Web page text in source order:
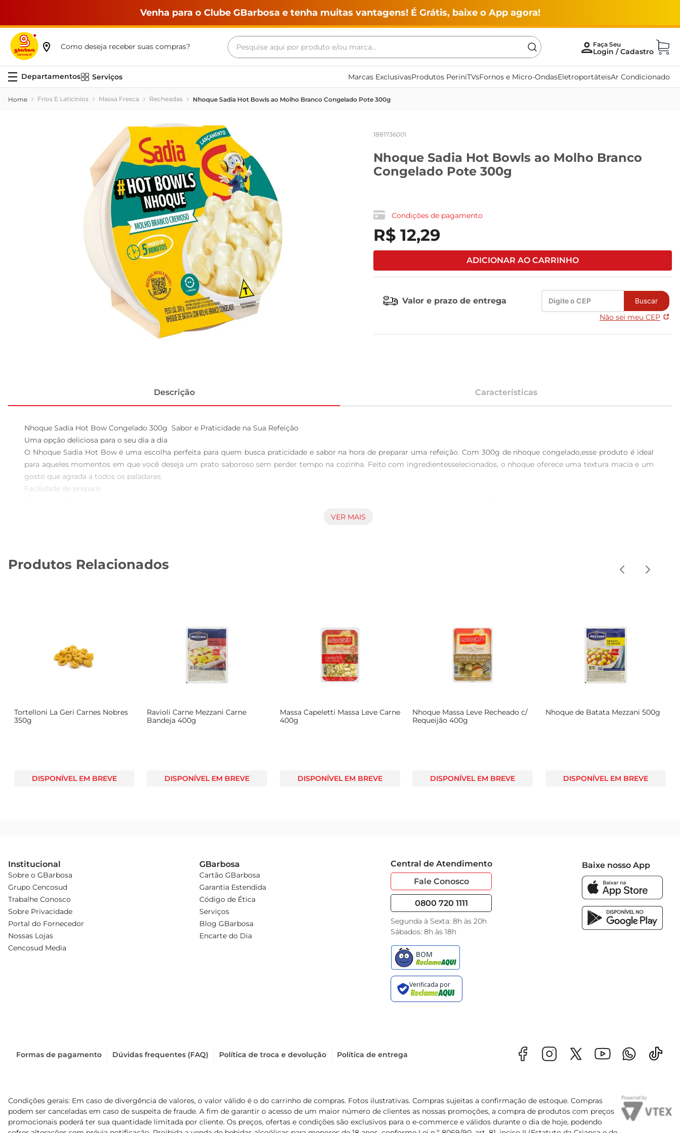
Venha para o Clube GBarbosa e tenha muitas vantagens! É Grátis, baixe o App agora!
Como deseja receber suas compras?
Pesquise aqui por produto e/ou marca...
Serviços Marcas ExclusivasProdutos PeriniTVsFornos e Micro-OndasEletroportáteisAr Condicionado
Frios E Laticínios Massa Fresca Recheadas Nhoque Sadia Hot Bowls ao Molho Branco Congelado Pote 300g
1881736001
Nhoque Sadia Hot Bowls ao Molho Branco
Congelado Pote 300g
Condições de pagamento
R$ 12,29
ADICIONAR AO CARRINHO
Valor e prazo de entrega Buscar
Não sei meu CEP
Descrição Características
Nhoque Sadia Hot Bow Congelado 300g  Sabor e Praticidade na Sua Refeição
Uma opção deliciosa para o seu dia a dia
O Nhoque Sadia Hot Bow é uma escolha perfeita para quem busca praticidade e sabor na hora de preparar uma refeição. Com 300g de nhoque congelado,esse produto é ideal
para aqueles momentos em que você deseja um prato saboroso sem perder tempo na cozinha. Feito com ingredientesselecionados, o nhoque oferece uma textura macia e um
gosto que agrada a todos os paladares.
Facilidade de preparo
de sua preferência. Em poucos minutos, você terá um prato pronto para ser servido, seja como acompanhamento oucomo prato principal. Essa versatilidade permite que você o
autêntico e uma experiência gastronômica satisfatória. Além disso, o produto é congelado, o que ajuda a preservar suas características e frescor, garantindo que você tenha
O Nhoque Sadia Hot Bow vem em uma embalagem de 300g, ideal para uma refeição prática e rápida. Armazenado no congelador, ele mantém sua qualidade e sabor por mais
tempo, permitindo que você tenha sempre uma refeição saborosa à disposição. Aproveite a conveniência e o sabor do Nhoque Sadia e transforme suas refeições em momentos
especiais.
VER MAIS
Produtos Relacionados
Tortelloni La Geri Carnes Nobres
350g
DISPONÍVEL EM BREVE
Ravioli Carne Mezzani Carne
Bandeja 400g
DISPONÍVEL EM BREVE
Massa Capeletti Massa Leve Carne
400g
DISPONÍVEL EM BREVE
Nhoque Massa Leve Recheado c/
Requeijão 400g
DISPONÍVEL EM BREVE
Nhoque de Batata Mezzani 500g
DISPONÍVEL EM BREVE
Institucional
Sobre o GBarbosa
Grupo Cencosud
Trabalhe Conosco
Sobre Privacidade
Portal do Fornecedor
Nossas Lojas
Cencosud Media
GBarbosa
Cartão GBarbosa
Garantia Estendida
Código de Ética
Serviços
Blog GBarbosa
Encarte do Dia
Central de Atendimento
Fale Conosco
0800 720 1111
Segunda à Sexta: 8h às 20h
Sábados: 8h às 18h
Baixe nosso App
Formas de pagamento Dúvidas frequentes (FAQ) Política de troca e devolução Política de entrega
Condições gerais: Em caso de divergência de valores, o valor válido é o do carrinho de compras. Fotos ilustrativas. Compras sujeitas a confirmação de estoque. Compras
podem ser canceladas em caso de suspeita de fraude. A fim de garantir o acesso de um maior número de clientes as nossas promoções, a compra de produtos com preços
promocionais poderá ter sua quantidade limitada por cliente. Os preços, ofertas e condições são exclusivos para o e-commerce e válidos durante o dia de hoje, podendo
Termos mais buscados
maquina lavar
cerveja
frango
leite
vinho
leite pó
celular